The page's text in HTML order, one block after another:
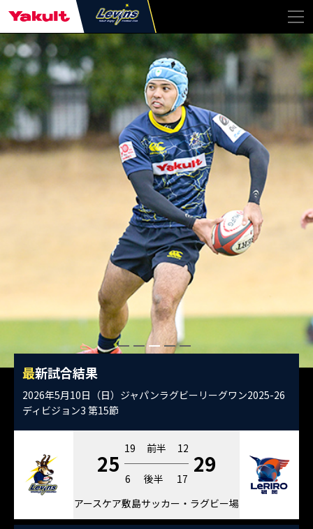
最新試合結果
2026年5月10日（日）ジャパンラグビーリーグワン2025-26
ディビジョン3 第15節
25
19 前半 12
6 後半 17
29
アースケア敷島サッカー・ラグビー場